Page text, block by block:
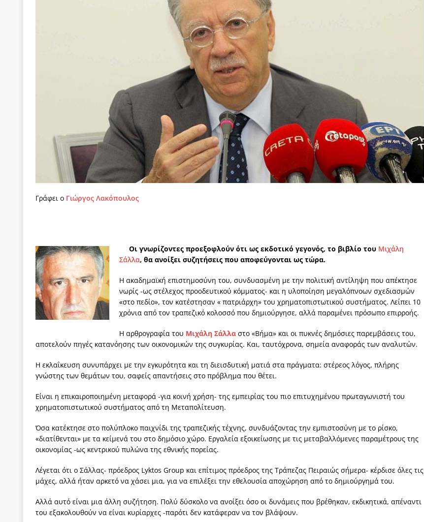
Μακάριος Λαζαρίδης: Έργο!
ΠΡΟΣΩΠΟΓΡΑΦΙΕΣ
Θα ανήκεις όπου ανήκει το νερό
ΑΝΑΓΝΩΣΕΙΣ
Η γενεαλογία του φασισμού: από τον Αντιδιαφωτισμό στον ψηφιακό Κοινωνικό Δαρβινισμό
Εφημερίδα «Εστία»: Όταν η δημοσιογραφία βάζει τα χέρια της και βγάζει τα μάτια της
[ 4 Αυγούστου 2026 ]
Η συμφωνία πυρηνικής συνεργασίας ΗΠΑ-Σαουδικής Αραβίας
ΑΠΟΨΕΙΣ
[ 4 Αυγούστου 2026 ]
Τα γεγονότα της Τηλλυρίας και το Σχέδιο Άτσεσον
ΑΠΟΨΕΙΣ
[ 4 Αυγούστου 2026 ]
Tηλεοπτικοί “Mega-Fiers”…
ΑΠΟΨΕΙΣ
[ 4 Αυγούστου 2026 ]
Κώστας Τσουκαλάς: Αντιπολίτευση
ΠΡΟΒΟΛΕΣ
[ 4 Αυγούστου 2026 ] Ο Ιωάννης Μεταξάς και η 4η Αυγούστου: Πώς ένας αποτυχημένος κοινοβουλευτικός έγινε
δικτάτορας
ΕΠΙΛΟΓΕΣ
[ 3 Αυγούστου 2026 ]
[ 3 Αυγούστου 2026 ] Η τραγωδία της δημοκρατικής παράταξης: Ο λαός θέλει, αλλά τα κόμματα της αντιπολίτευσης δεν
μπορούν να φέρουν την αλλαγή
ΠΡΟΕΚΤΑΣΕΙΣ
[ 3 Αυγούστου 2026 ] Γιατί λιγοστεύουν «τα χρόνια της αθωότητας;» Το «αίνιγμα»και η «λύση» του μέσα από τον
εμβληματικό «Πολίτη Κέιν»
ΠΑΡΕΜΒΑΣΕΙΣ
[ 3 Αυγούστου 2026 ] Το Νομικό DNA του Υπερταμείου και οι Ρήτρες του ESM
ΑΠΟΨΕΙΣ
[ 3 Αυγούστου 2026 ] Το γάλλιο και η γεωπολιτική ισχύς για την Ελλάδα
ΑΠΟΨΕΙΣ
[ 3 Αυγούστου 2026 ] «Εδοξάσθη κρυπτομένη και εγελοιοποιήθη εμφανιζόμενη»: Το άδοξο βήμα της Μ. Καρυστιανού
ΠΑΡΕΜΒΑΣΕΙΣ
Γράφει ο Γιώργος Λακόπουλος
Οι γνωρίζοντες προεξοφλούν ότι ως εκδοτικό γεγονός, το βιβλίο του Μιχάλη
Σάλλα, θα ανοίξει συζητήσεις που αποφεύγονται ως τώρα.
Η ακαδημαϊκή επιστημοσύνη του, συνδυασμένη με την πολιτική αντίληψη που απέκτησε
νωρίς -ως στέλεχος προοδευτικού κόμματος- και η υλοποίηση μεγαλόπνοων σχεδιασμών
«στο πεδίο», τον κατέστησαν « πατριάρχη» του χρηματοπιστωτικού συστήματος. Λείπει 10
χρόνια από τον τραπεζικό κολοσσό που δημιούργησε, αλλά παραμένει πρόσωπο επιρροής.
Η αρθρογραφία του Μιχάλη Σάλλα στο «Βήμα» και οι πυκνές δημόσιες παρεμβάσεις του,
αποτελούν πηγές κατανόησης των οικονομικών της συγκυρίας. Και, ταυτόχρονα, σημεία αναφοράς των αναλυτών.
Η εκλαΐκευση συνυπάρχει με την εγκυρότητα και τη διεισδυτική ματιά στα πράγματα: στέρεος λόγος, πλήρης
γνώστης των θεμάτων του, σαφείς απαντήσεις στο πρόβλημα που θέτει.
Είναι η επικαιροποιημένη μεταφορά -για κοινή χρήση- της εμπειρίας του πιο επιτυχημένου πρωταγωνιστή του
χρηματοπιστωτικού συστήματος από τη Μεταπολίτευση.
Όσα κατέκτησε στο πολύπλοκο παιχνίδι της τραπεζικής τέχνης, συνδυάζοντας την εμπιστοσύνη με το ρίσκο,
«διατίθενται» με τα κείμενά του στο δημόσιο χώρο. Εργαλεία εξοικείωσης με τις μεταβαλλόμενες παραμέτρους της
οικονομίας -ως κεντρικού πυλώνα της εθνικής πορείας.
Λέγεται ότι ο Σάλλας- πρόεδρος Lyktos Group και επίτιμος πρόεδρος της Τράπεζας Πειραιώς σήμερα- κέρδισε όλες τις
μάχες, αλλά ήταν αρκετό να χάσει μια, για να επιλέξει την εθελουσία αποχώρηση από το δημιούργημά του.
Αλλά αυτό είναι μια άλλη συζήτηση. Πολύ δύσκολο να ανοίξει όσο οι δυνάμεις που βρέθηκαν, εκδικητικά, απέναντι
του εξακολουθούν να είναι κυρίαρχες -παρότι δεν κατάφεραν να τον βλάψουν.